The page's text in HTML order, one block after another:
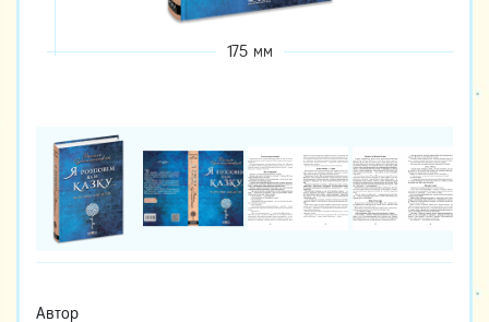
175 мм
Автор